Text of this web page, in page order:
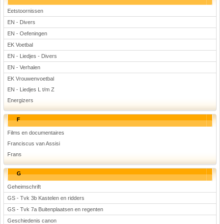
Eetstoornissen
EN - Divers
EN - Oefeningen
EK Voetbal
EN - Liedjes - Divers
EN - Verhalen
EK Vrouwenvoetbal
EN - Liedjes L t/m Z
Energizers
F
Films en documentaires
Franciscus van Assisi
Frans
G
Geheimschrift
GS - Tvk 3b Kastelen en ridders
GS - Tvk 7a Buitenplaatsen en regenten
Geschiedenis canon